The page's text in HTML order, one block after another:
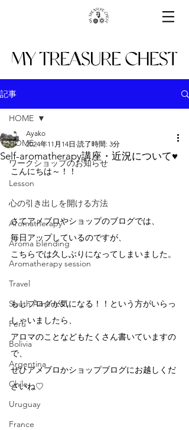
記事
HOME
ワークショップのお知らせ
Lesson
心の引き出しを開ける方法
Aromatherapy
Aroma blending
Aromatherapy session
Travel
South America
Peru
Bolivia
Argentina
Chile
Uruguay
France
HOME
Self-aromatherapy講座・近況について♥
Ayako
2024年11月14日 読了時間: 3分
こんにちは～！！
さてアメブロやショップのブログでは、
毎日アップしているのですが、
こちらでは久しぶりになってしまいました。
もしブログが気になる！！という方がいらっ
しゃいましたら、
アロマのことなどもたくさん書いていますの
で、
ぜひアメブロかショップブログにお越しくだ
さいね♡